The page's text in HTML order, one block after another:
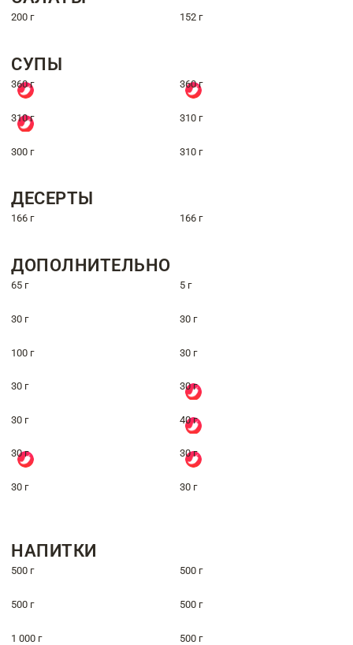
200 г 152 г
СУПЫ
360 г 360 г
310 г 310 г
300 г 310 г
ДЕСЕРТЫ
166 г 166 г
ДОПОЛНИТЕЛЬНО
65 г 5 г
30 г 30 г
100 г 30 г
30 г 30 г
30 г 40 г
30 г 30 г
30 г 30 г
НАПИТКИ
500 г 500 г
500 г 500 г
1 000 г 500 г